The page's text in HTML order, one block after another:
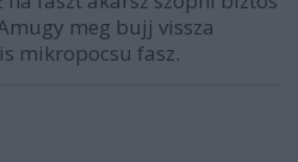
meg bujj vissza
mikropocsu fasz.